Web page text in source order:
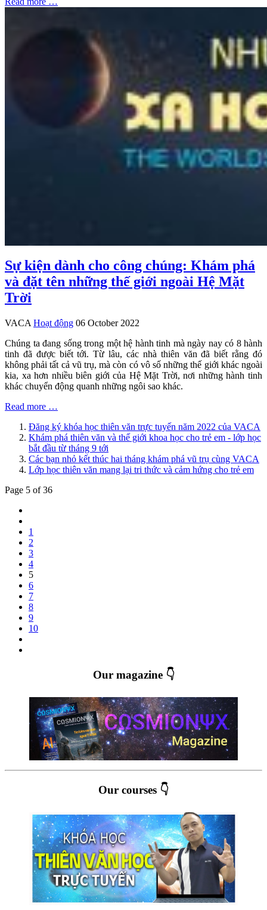
Sự kiện dành cho công chúng: Khám phá
và đặt tên những thế giới ngoài Hệ Mặt
Trời
VACA Hoạt động 06 October 2022
Chúng ta đang sống trong một hệ hành tinh mà ngày nay có 8 hành
tinh đã được biết tới. Từ lâu, các nhà thiên văn đã biết rằng đó
không phải tất cả vũ trụ, mà còn có vô số những thế giới khác ngoài
kia, xa hơn nhiều biên giới của Hệ Mặt Trời, nơi những hành tinh
khác chuyển động quanh những ngôi sao khác.
Read more …
Đăng ký khóa học thiên văn trực tuyến năm 2022 của VACA
Khám phá thiên văn và thế giới khoa học cho trẻ em - lớp học
bắt đầu từ tháng 9 tới
Các bạn nhỏ kết thúc hai tháng khám phá vũ trụ cùng VACA
Lớp học thiên văn mang lại tri thức và cảm hứng cho trẻ em
Page 5 of 36
1
2
3
4
5
6
7
8
9
10
Our magazine 👇
Our courses 👇